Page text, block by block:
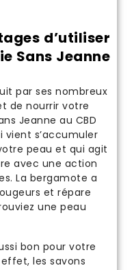
d’utiliser
Sans Jeanne
par ses nombreux
de nourrir votre
Jeanne au CBD
s’accumuler
peau et qui agit
avec une action
La bergamote a
et répare
une peau
bon pour votre
les savons